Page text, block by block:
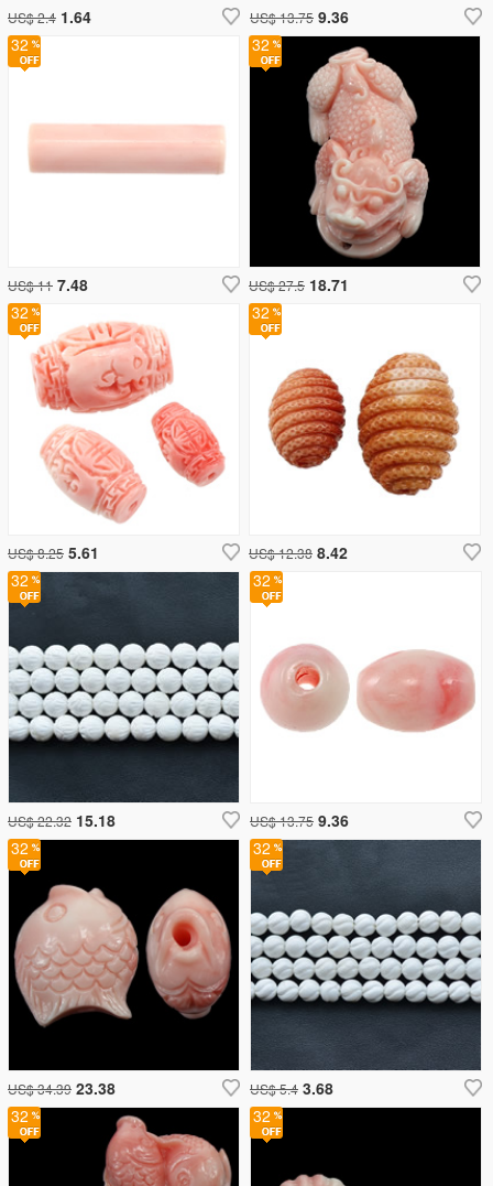
US$ 2.4 1.64
32
US$ 13.75 9.36
32
US$ 27.5 18.71
32
US$ 12.38 8.42
32
US$ 22.32 15.18
US$ 13.75 9.36
32
US$ 8.25 5.61
32
US$ 11 7.48
32
US$ 34.39 23.38
32
32
32
US$ 5.4 3.68